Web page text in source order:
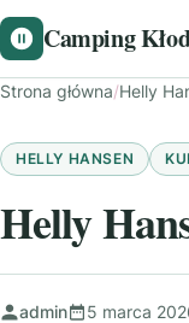
Camping
Strona główna/Helly
HELLY HANSEN
Helly
admin 5 marca